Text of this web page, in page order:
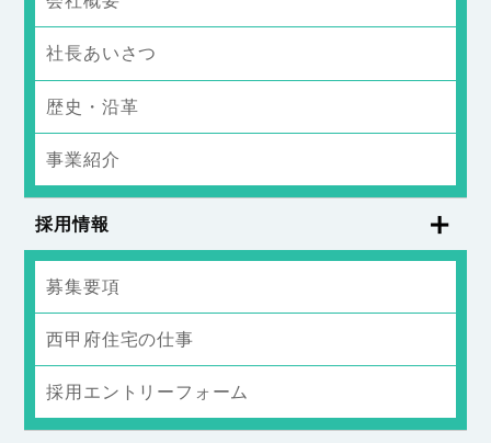
社長あいさつ
歴史・沿革
事業紹介
採用情報
募集要項
西甲府住宅の仕事
採用エントリーフォーム